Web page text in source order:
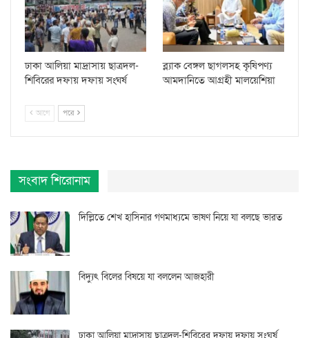
ঢাকা আলিয়া মাদ্রাসায় ছাত্রদল-
শিবিরের দফায় দফায় সংঘর্ষ
ব্ল্যাক বেঙ্গল ছাগলসহ কৃষিপণ্য
আমদানিতে আগ্রহী মালয়েশিয়া
আগে পরে
সংবাদ শিরোনাম
দিল্লিতে শেখ হাসিনার গণমাধ্যমে ভাষণ নিয়ে যা বলছে ভারত
বিদ্যুৎ বিলের বিষয়ে যা বললেন আজহারী